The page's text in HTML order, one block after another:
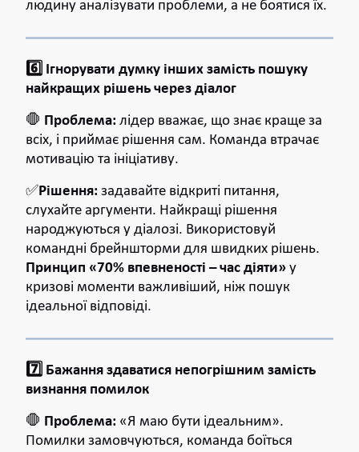
людину аналізувати проблеми, а не боятися їх.
6️⃣ Ігнорувати думку інших замість пошуку
найкращих рішень через діалог
🛑 Проблема: лідер вважає, що знає краще за
всіх, і приймає рішення сам. Команда втрачає
мотивацію та ініціативу.
✅Рішення: задавайте відкриті питання,
слухайте аргументи. Найкращі рішення
народжуються у діалозі. Використовуй
командні брейншторми для швидких рішень.
Принцип «70% впевненості – час діяти» у
кризові моменти важливіший, ніж пошук
ідеальної відповіді.
7️⃣ Бажання здаватися непогрішним замість
визнання помилок
🛑 Проблема: «Я маю бути ідеальним».
Помилки замовчуються, команда боїться